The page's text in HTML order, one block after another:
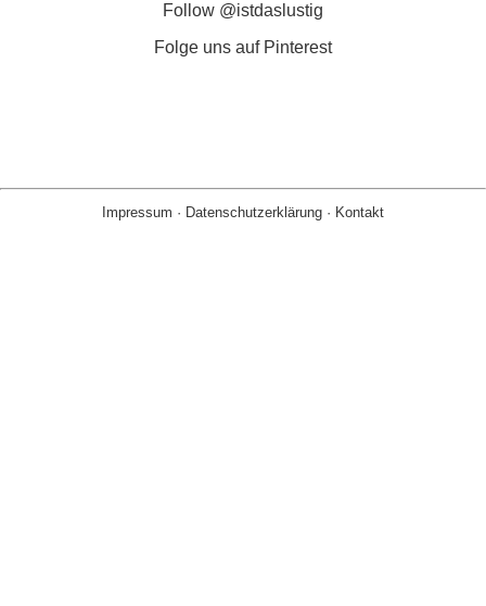
Follow @istdaslustig
Folge uns auf Pinterest
Impressum · Datenschutzerklärung · Kontakt